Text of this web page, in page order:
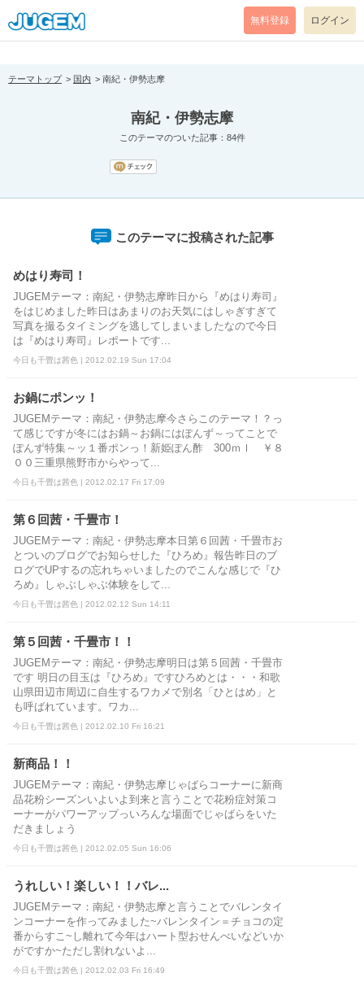
[pear_error: message="Success" code=0 mode=return level=notice
prefix="" info=""]
無料登録 ログイン
テーマトップ 国内 南紀・伊勢志摩
南紀・伊勢志摩
このテーマのついた記事：84件
このテーマに投稿された記事
めはり寿司！
JUGEMテーマ：南紀・伊勢志摩昨日から『めはり寿司』
をはじめました昨日はあまりのお天気にはしゃぎすぎて
写真を撮るタイミングを逃してしまいましたなので今日
は『めはり寿司』レポートです...
今日も千畳は茜色 | 2012.02.19 Sun 17:04
お鍋にポンッ！
JUGEMテーマ：南紀・伊勢志摩今さらこのテーマ！？っ
て感じですが冬にはお鍋～お鍋にはぽんず～ってことで
ぽんず特集～ッ１番ポンっ！新姫ぽん酢 300ｍｌ ￥８
００三重県熊野市からやって...
今日も千畳は茜色 | 2012.02.17 Fri 17:09
第６回茜・千畳市！
JUGEMテーマ：南紀・伊勢志摩本日第６回茜・千畳市お
とついのブログでお知らせした『ひろめ』報告昨日のブ
ログでUPするの忘れちゃいましたのでこんな感じで『ひ
ろめ』しゃぶしゃぶ体験をして...
今日も千畳は茜色 | 2012.02.12 Sun 14:11
第５回茜・千畳市！！
JUGEMテーマ：南紀・伊勢志摩明日は第５回茜・千畳市
です 明日の目玉は『ひろめ』ですひろめとは・・・和歌
山県田辺市周辺に自生するワカメで別名「ひとはめ」と
も呼ばれています。ワカ...
今日も千畳は茜色 | 2012.02.10 Fri 16:21
新商品！！
JUGEMテーマ：南紀・伊勢志摩じゃばらコーナーに新商
品花粉シーズンいよいよ到来と言うことで花粉症対策コ
ーナーがパワーアップっいろんな場面でじゃばらをいた
だきましょう
今日も千畳は茜色 | 2012.02.05 Sun 16:06
うれしい！楽しい！！バレ...
JUGEMテーマ：南紀・伊勢志摩と言うことでバレンタイ
ンコーナーを作ってみました~バレンタイン＝チョコの定
番からすこ~し離れて今年はハート型おせんべいなどいか
がですか~ただし割れないよ...
今日も千畳は茜色 | 2012.02.03 Fri 16:49